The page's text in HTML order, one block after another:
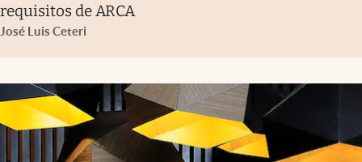
requisitos de ARCA
José Luis Ceteri